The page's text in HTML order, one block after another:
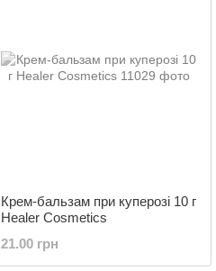
Крем-бальзам при куперозі 10 г
Healer Cosmetics
21.00 грн